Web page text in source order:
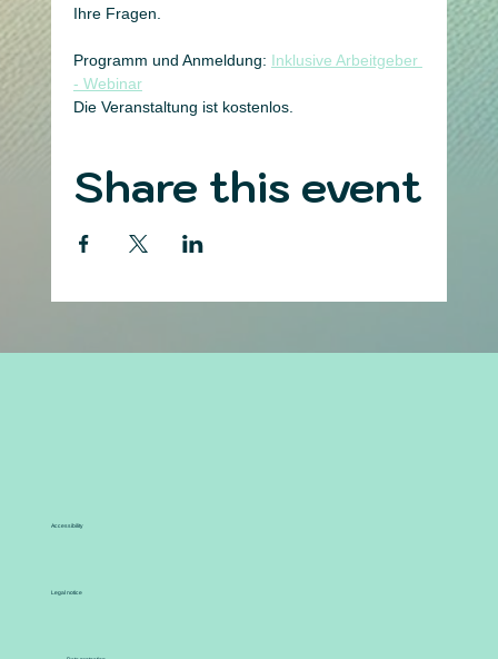
Ihre Fragen.
Programm und Anmeldung: Inklusive Arbeitgeber
- Webinar
Die Veranstaltung ist kostenlos.
Share this event
Legal notice
Accessibility